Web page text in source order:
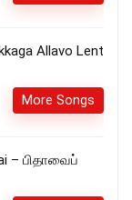
Allavo Lent
More Songs
– பிதாவைப்